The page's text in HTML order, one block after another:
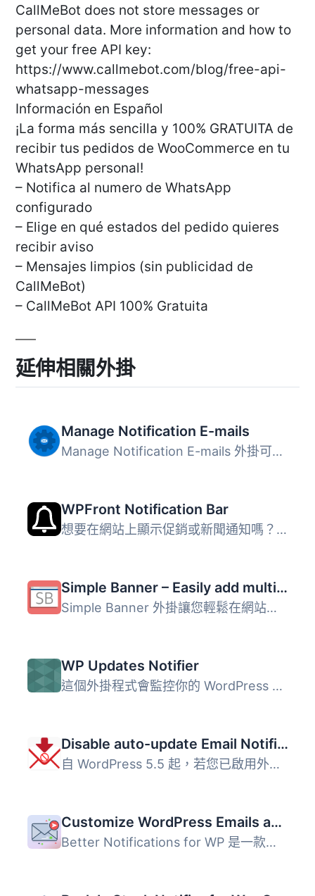
CallMeBot does not store messages or
personal data. More information and how to
get your free API key:
https://www.callmebot.com/blog/free-api-
whatsapp-messages
Información en Español
¡La forma más sencilla y 100% GRATUITA de
recibir tus pedidos de WooCommerce en tu
WhatsApp personal!
– Notifica al numero de WhatsApp
configurado
– Elige en qué estados del pedido quieres
recibir aviso
– Mensajes limpios (sin publicidad de
CallMeBot)
– CallMeBot API 100% Gratuita
延伸相關外掛
Manage Notification E-mails
Manage Notification E-mails 外掛可讓使用者輕鬆管理 WordPr...
WPFront Notification Bar
想要在網站上顯示促銷或新聞通知嗎？WPFront Notification Ba...
Simple Banner – Easily add multiple Banners/Bars/Notifications/Announcements to the top or bottom of your website
Simple Banner 外掛讓您輕鬆在網站的頂部或底部顯示公告橫幅...
WP Updates Notifier
這個外掛程式會監控你的 WordPress 安裝，並會在核心、外掛程...
Disable auto-update Email Notifications
自 WordPress 5.5 起，若您已啟用外掛或佈景主題自動更新功能...
Customize WordPress Emails and Alerts – Better Notifications for WP
Better Notifications for WP 是一款簡單而強大的外掛，讓使...